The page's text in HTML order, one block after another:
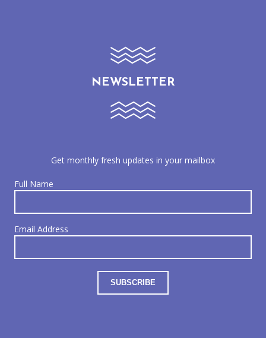
NEWSLETTER
Get monthly fresh updates in your mailbox
Full Name
Email Address